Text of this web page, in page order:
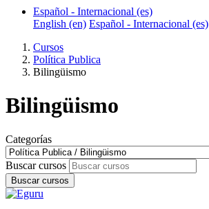
Español - Internacional ‎(es)‎
English ‎(en)‎ Español - Internacional ‎(es)‎
Cursos
Política Publica
Bilingüismo
Bilingüismo
Categorías
Buscar cursos
Buscar cursos